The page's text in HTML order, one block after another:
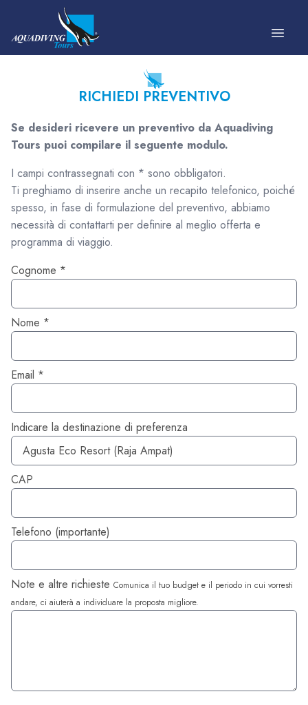
Vai al contenuto
RICHIEDI PREVENTIVO
Se desideri ricevere un preventivo da Aquadiving
Tours puoi compilare il seguente modulo.
I campi contrassegnati con * sono obbligatori.
Ti preghiamo di inserire anche un recapito telefonico, poiché
spesso, in fase di formulazione del preventivo, abbiamo
necessità di contattarti per definire al meglio offerta e
programma di viaggio.
Cognome *
Nome *
Email *
Indicare la destinazione di preferenza
CAP
Telefono (importante)
Note e altre richieste Comunica il tuo budget e il periodo in cui vorresti
andare, ci aiuterà a individuare la proposta migliore.